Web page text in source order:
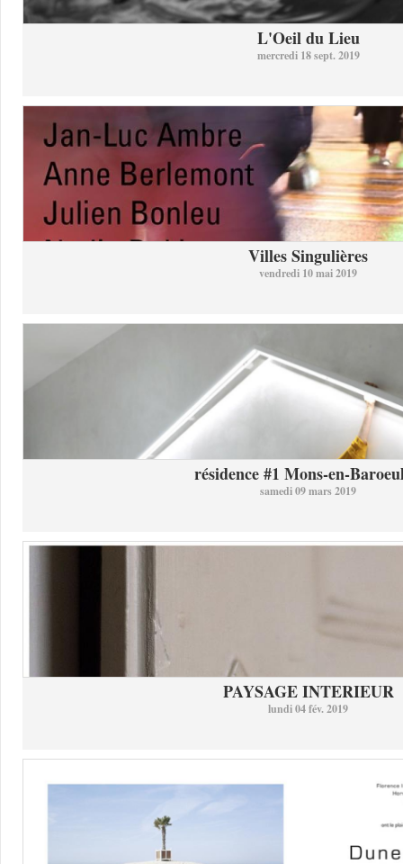
L'Oeil du Lieu
mercredi 18 sept. 2019
Villes Singulières
vendredi 10 mai 2019
résidence #1 Mons-en-
samedi 09 mars 2019
PAYSAGE INTERIEUR
lundi 04 fév. 2019